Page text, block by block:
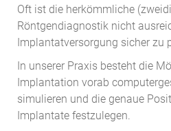
Oft ist die herkömmliche
Röntgendiagnostik nicht
Implantatversorgung sicher zu
In unserer Praxis besteht die
Implantation vorab
simulieren und die genaue
Implantate festzulegen.